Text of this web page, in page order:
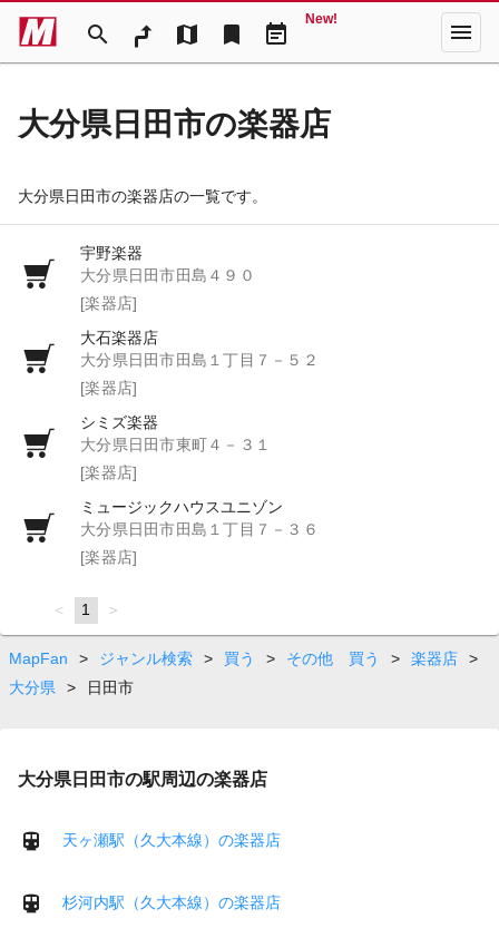
search map bookmark event_note
New! menu
大分県日田市の楽器店
大分県日田市の楽器店の一覧です。
宇野楽器
大分県日田市田島４９０
[楽器店]
大石楽器店
大分県日田市田島１丁目７－５２
[楽器店]
シミズ楽器
大分県日田市東町４－３１
[楽器店]
ミュージックハウスユニゾン
大分県日田市田島１丁目７－３６
[楽器店]
page
You're
on
page
1 page
MapFan > ジャンル検索 > 買う > その他 買う > 楽器店
>
大分県
> 日田市
大分県日田市の駅周辺の楽器店
天ヶ瀬駅（久大本線）の楽器店
杉河内駅（久大本線）の楽器店